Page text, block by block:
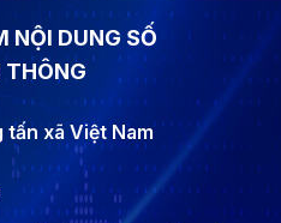
NỘI DUNG SỐ
THÔNG
xã Việt Nam